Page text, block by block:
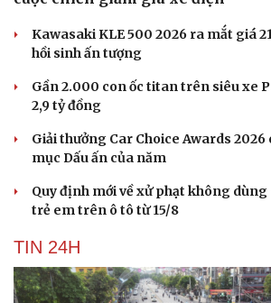
Kawasaki KLE 500 2026 ra mắt giá
hồi sinh ấn tượng
Gần 2.000 con ốc titan trên siêu xe
2,9 tỷ đồng
Giải thưởng Car Choice Awards 2026
mục Dấu ấn của năm
Quy định mới về xử phạt không
trẻ em trên ô tô từ 15/8
TIN 24H